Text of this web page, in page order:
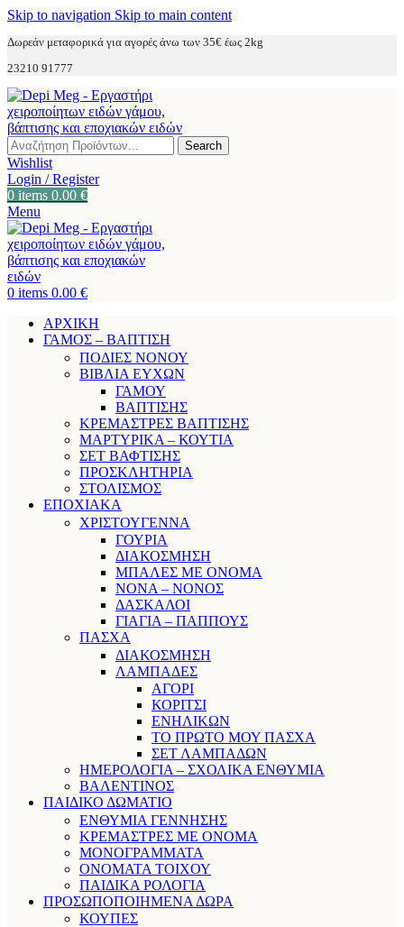
Skip to navigation Skip to main content
Δωρεάν μεταφορικά για αγορές άνω των 35€ έως 2kg
23210 91777
Search
Wishlist
Login / Register
0 items 0.00 €
Menu
0 items 0.00 €
ΑΡΧΙΚΗ
ΓΑΜΟΣ – ΒΑΠΤΙΣΗ
ΠΟΔΙΕΣ ΝΟΝΟΥ
ΒΙΒΛΙΑ ΕΥΧΩΝ
ΓΑΜΟΥ
ΒΑΠΤΙΣΗΣ
ΚΡΕΜΑΣΤΡΕΣ ΒΑΠΤΙΣΗΣ
ΜΑΡΤΥΡΙΚΑ – ΚΟΥΤΙΑ
ΣΕΤ ΒΑΦΤΙΣΗΣ
ΠΡΟΣΚΛΗΤΗΡΙΑ
ΣΤΟΛΙΣΜΟΣ
ΕΠΟΧΙΑΚΑ
ΧΡΙΣΤΟΥΓΕΝΝΑ
ΓΟΥΡΙΑ
ΔΙΑΚΟΣΜΗΣΗ
ΜΠΑΛΕΣ ΜΕ ΟΝΟΜΑ
ΝΟΝΑ – ΝΟΝΟΣ
ΔΑΣΚΑΛΟΙ
ΓΙΑΓΙΑ – ΠΑΠΠΟΥΣ
ΠΑΣΧΑ
ΔΙΑΚΟΣΜΗΣΗ
ΛΑΜΠΑΔΕΣ
ΑΓΟΡΙ
ΚΟΡΙΤΣΙ
ΕΝΗΛΙΚΩΝ
ΤΟ ΠΡΩΤΟ ΜΟΥ ΠΑΣΧΑ
ΣΕΤ ΛΑΜΠΑΔΩΝ
ΗΜΕΡΟΛΟΓΙΑ – ΣΧΟΛΙΚΑ ΕΝΘΥΜΙΑ
ΒΑΛΕΝΤΙΝΟΣ
ΠΑΙΔΙΚΟ ΔΩΜΑΤΙΟ
ΕΝΘΥΜΙΑ ΓΕΝΝΗΣΗΣ
ΚΡΕΜΑΣΤΡΕΣ ΜΕ ΟΝΟΜΑ
ΜΟΝΟΓΡΑΜΜΑΤΑ
ΟΝΟΜΑΤΑ ΤΟΙΧΟΥ
ΠΑΙΔΙΚΑ ΡΟΛΟΓΙΑ
ΠΡΟΣΩΠΟΠΟΙΗΜΕΝΑ ΔΩΡΑ
ΚΟΥΠΕΣ